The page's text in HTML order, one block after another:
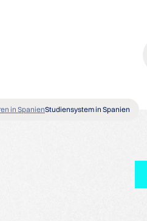
in SpanienStudiensystem in Spanien